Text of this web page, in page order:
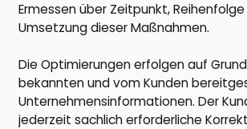
Ermessen über Zeitpunkt,
Umsetzung dieser Maßnahmen.
Die Optimierungen erfolgen auf
bekannten und vom Kunden
Unternehmensinformationen. Der
jederzeit sachlich erforderliche